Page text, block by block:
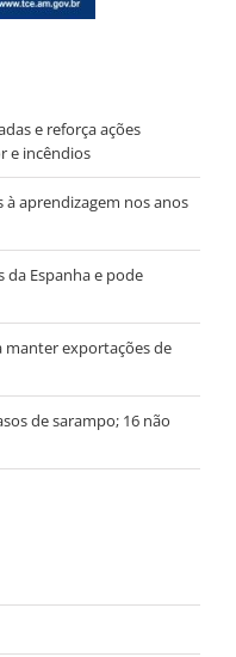
e reforça ações
e incêndios
à aprendizagem nos anos
da Espanha e pode
manter exportações de
de sarampo; 16 não